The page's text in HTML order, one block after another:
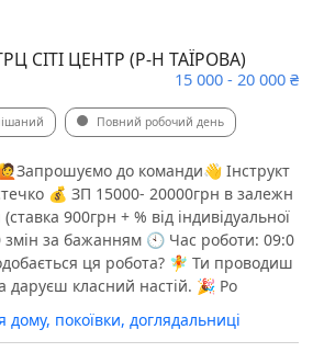
СІТІ ЦЕНТР (Р-Н ТАЇРОВА)
15 000 - 20 000 ₴
Повний робочий день
до команди👋 Інструкт
💰 ЗП 15000- 20000грн в залежн
(ставка 900грн + % від індивідуальної
змін за бажанням 🕙 Час роботи: 09:0
ця робота? 🧚‍️ Ти проводиш
даруєш класний настій. 🎉 Ро
дому, покоївки, доглядальниці